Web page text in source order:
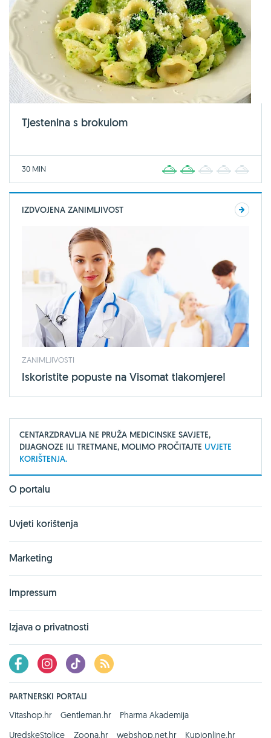
Tjestenina s brokulom
30 MIN 2 3 4
IZDVOJENA ZANIMLJIVOST
ZANIMLJIVOSTI
Iskoristite popuste na Visomat tlakomjere!
CENTARZDRAVLJA NE PRUŽA MEDICINSKE SAVJETE,
DIJAGNOZE ILI TRETMANE, MOLIMO PROČITAJTE UVJETE
KORIŠTENJA.
O portalu
Uvjeti korištenja
Marketing
Impressum
Izjava o privatnosti
PARTNERSKI PORTALI
Vitashop.hr
Gentleman.hr
Pharma Akademija
UredskeStolice
Zoona.hr webshop.net.hr Kupionline.hr